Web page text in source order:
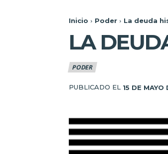
Inicio Poder La deuda
LA
PODER
PUBLICADO EL 15 DE